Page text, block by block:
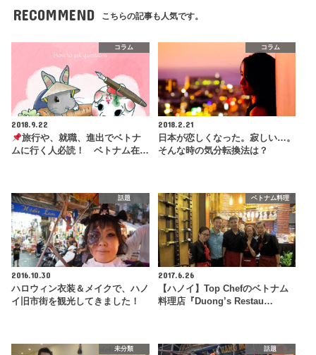
RECOMMEND こちらの記事も人気です。
コラム
2018.9.22
旅行や、就職、進出でベトナ
ムに行く人必読！ ベトナム在…
コラム
2018.2.21
日本が恋しくなった。寂しい…。
そんな時の気分転換法は？
話題
2016.10.30
ハロウィン衣装＆メイクで、ハノ
イ旧市街を観光してきました！
ベトナム料理
2017.6.26
【ハノイ】Top Chefのベトナム
料理店『Duong’s Restau…
未分類 話題